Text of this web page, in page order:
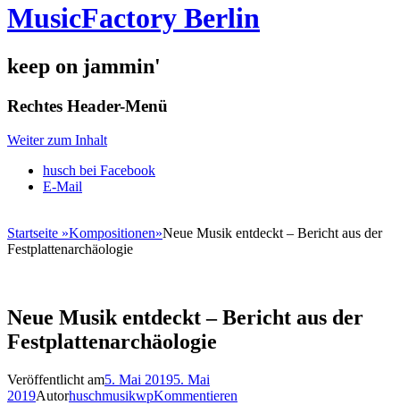
MusicFactory Berlin
keep on jammin'
Rechtes Header-Menü
Weiter zum Inhalt
husch bei Facebook
E-Mail
Startseite »Kompositionen»Neue Musik entdeckt – Bericht aus der
Festplattenarchäologie
Neue Musik entdeckt – Bericht aus der
Festplattenarchäologie
Veröffentlicht am5. Mai 20195. Mai
2019AutorhuschmusikwpKommentieren